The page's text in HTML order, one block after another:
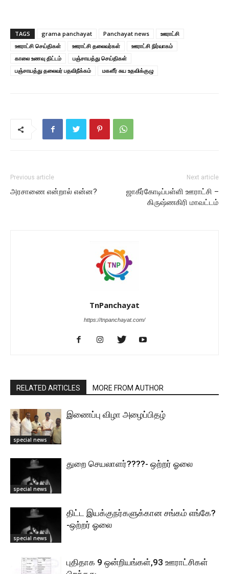
TAGS grama panchayat Panchayat news
ஊராட்சி
ஊராட்சி செய்திகள்
ஊராட்சி தலைவர்கள்
ஊராட்சி நிர்வாகம்
காலை உணவு திட்டம்
பஞ்சாயத்து செய்திகள்
பஞ்சாயத்து தலைவர் பதவிநீக்கம்
மகளீர் சுய உதவிக்குழு
Previous article
அரசாணை என்றால் என்ன?
Next article
ஜாகீர்கோடிப்பள்ளி ஊராட்சி –
கிருஷ்ணகிரி மாவட்டம்
TnPanchayat
https://tnpanchayat.com/
RELATED ARTICLES MORE FROM AUTHOR
special news
இணைப்பு விழா அழைப்பிதழ்
special news
துறை செயலாளர்????- ஒற்றர் ஓலை
special news
திட்ட இயக்குநர்களுக்கான சங்கம் எங்கே?
-ஒற்றர் ஓலை
புதிதாக 9 ஒன்றியங்கள்,93 ஊராட்சிகள்